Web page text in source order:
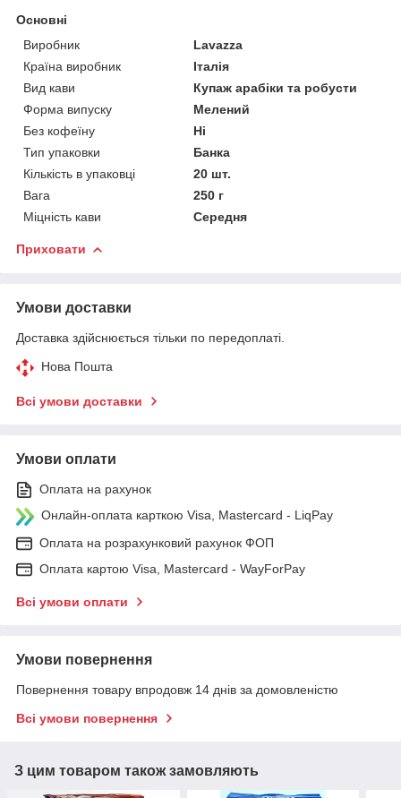
Основні
Виробник
Lavazza
Країна виробник
Італія
Вид кави
Купаж арабіки та робусти
Форма випуску
Мелений
Без кофеїну
Ні
Тип упаковки
Банка
Кількість в упаковці
20 шт.
Вага
250 г
Міцність кави
Середня
Приховати
Умови доставки
Доставка здійснюється тільки по передоплаті.
Нова Пошта
Всі умови доставки
Умови оплати
Оплата на рахунок
Онлайн-оплата карткою Visa, Mastercard - LiqPay
Оплата на розрахунковий рахунок ФОП
Оплата картою Visa, Mastercard - WayForPay
Всі умови оплати
Умови повернення
Повернення товару впродовж 14 днів за домовленістю
Всі умови повернення
З цим товаром також замовляють